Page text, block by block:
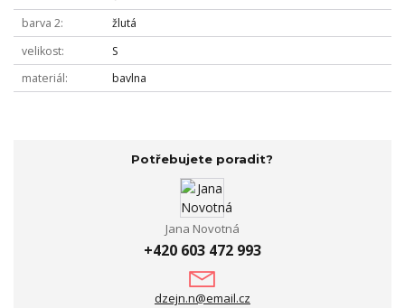
barva 2
žlutá
velikost
S
materiál
bavlna
Potřebujete poradit?
Jana Novotná
+420 603 472 993
dzejn.n@email.cz